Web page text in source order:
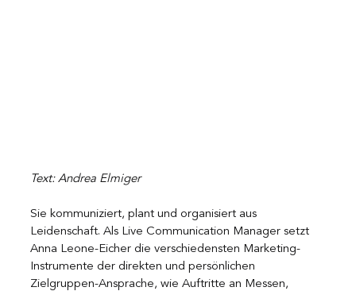
Text: Andrea Elmiger
Sie kommuniziert, plant und organisiert aus
Leidenschaft. Als Live Communication Manager setzt
Anna Leone-Eicher die verschiedensten Marketing-
Instrumente der direkten und persönlichen
Zielgruppen-Ansprache, wie Auftritte an Messen,